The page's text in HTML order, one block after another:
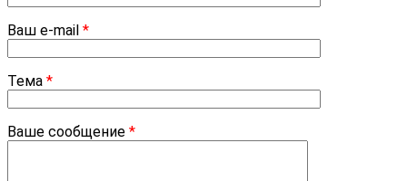
Ваш e-mail *
Тема *
Ваше сообщение *